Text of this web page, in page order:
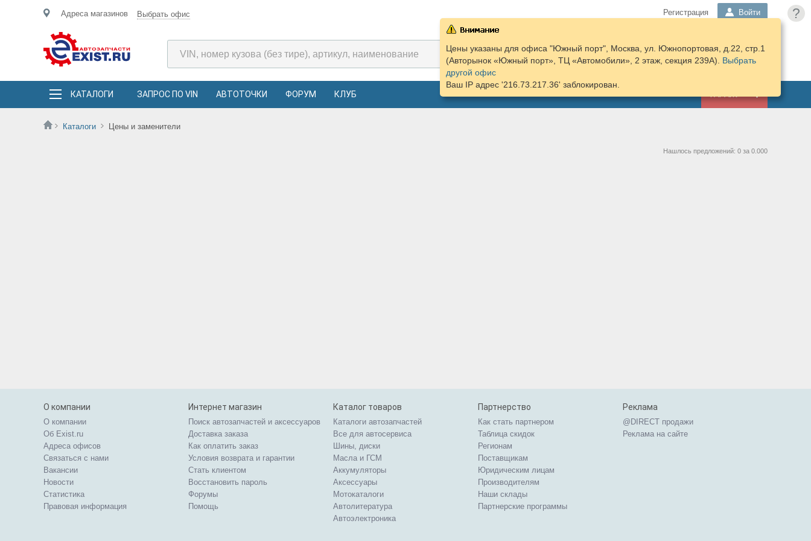
?
Адреса магазинов Выбрать офис Регистрация Войти
КОРЗИНА
ПОДОБРАТЬ
ЗАПЧАСТИ
КАТАЛОГИ ЗАПРОС ПО VIN АВТОТОЧКИ ФОРУМ КЛУБ
Каталоги Цены и заменители
Цены указаны для офиса "Южный порт", Москва, ул. Южнопортовая, д.22, стр.1
(Авторынок «Южный порт», ТЦ «Автомобили», 2 этаж, секция 239А). Выбрать
другой офис
Ваш IP адрес '216.73.217.36' заблокирован.
Нашлось предложений: 0 за 0.000
О компании
О компании
Об Exist.ru
Адреса офисов
Связаться с нами
Вакансии
Новости
Статистика
Правовая информация
Интернет магазин
Поиск автозапчастей и аксессуаров
Доставка заказа
Как оплатить заказ
Условия возврата и гарантии
Стать клиентом
Восстановить пароль
Форумы
Помощь
Каталог товаров
Каталоги автозапчастей
Все для автосервиса
Шины, диски
Масла и ГСМ
Аккумуляторы
Аксессуары
Мотокаталоги
Автолитература
Автоэлектроника
Партнерство
Как стать партнером
Таблица скидок
Регионам
Поставщикам
Юридическим лицам
Производителям
Наши склады
Партнерские программы
Реклама
@DIRECT продажи
Реклама на сайте